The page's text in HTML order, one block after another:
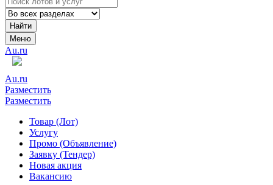
Найти
Меню
Au.ru
Au.ru
Разместить
Разместить
Товар (Лот)
Услугу
Промо (Объявление)
Заявку (Тендер)
Новая акция
Вакансию